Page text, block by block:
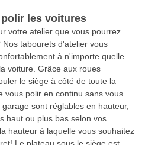
les voitures
votre atelier que vous pourrez
tabourets d'atelier vous
à n'importe quelle
voiture. Grâce aux roues
le siège à côté de toute la
vous polir en continu sans vous
sont réglables en hauteur,
haut ou plus bas selon vos
hauteur à laquelle vous souhaitez